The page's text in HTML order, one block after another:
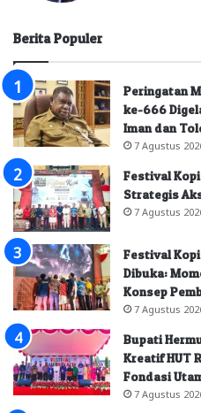
Berita Populer
Peringatan
ke-666
Iman dan
7 Agustus
Festival
Strategis
7 Agustus
Festival
Dibuka:
Konsep
7 Agustus
Bupati
Kreatif HUT
Fondasi
7 Agustus